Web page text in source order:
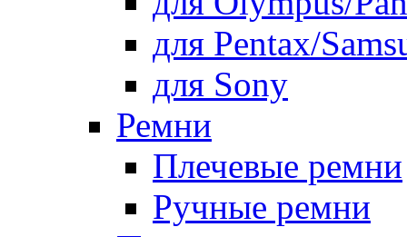
для Pentax/
для Sony
Ремни
Плечевые ремни
Ручные ремни